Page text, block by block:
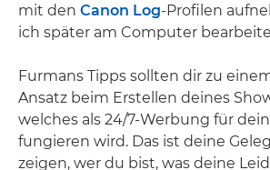
mit den Canon Log-Profilen
ich später am Computer
Furmans Tipps sollten dir zu
Ansatz beim Erstellen deines
welches als 24/7-Werbung für
fungieren wird. Das ist deine
zeigen, wer du bist, was deine